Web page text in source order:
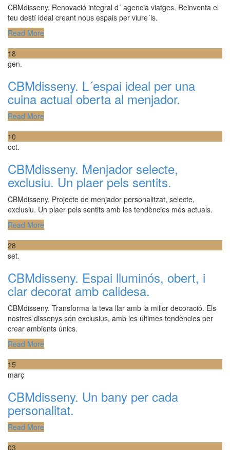
CBMdisseny. Renovació integral d´ agencia viatges. Reinventa el
teu destí ideal creant nous espais per viure´ls.
Read More
18
gen.
CBMdisseny. L´espai ideal per una
cuina actual oberta al menjador.
Read More
10
oct.
CBMdisseny. Menjador selecte,
exclusiu. Un plaer pels sentits.
CBMdisseny. Projecte de menjador personalitzat, selecte,
exclusiu. Un plaer pels sentits amb les tendències més actuals.
Read More
28
set.
CBMdisseny. Espai lluminós, obert, i
clar decorat amb calidesa.
CBMdisseny. Transforma la teva llar amb la millor decoració. Els
nostres dissenys són exclusius, amb les últimes tendències per
crear ambients únics.
Read More
15
març
CBMdisseny. Un bany per cada
personalitat.
Read More
03